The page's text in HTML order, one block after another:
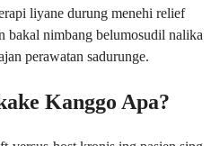
liyane durung menehi relief
bakal nimbang belumosudil nalika
perawatan sadurunge.
Kanggo Apa?